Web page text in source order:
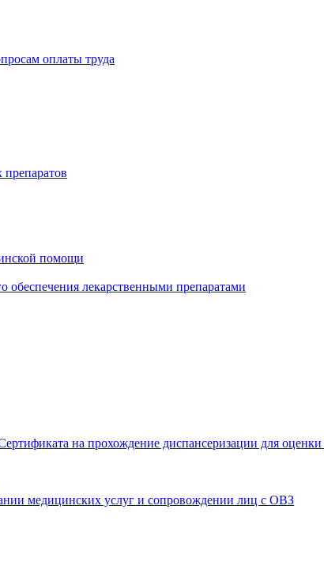
оплаты труда
помощи
лекарственными препаратами
на прохождение диспансеризации для оценки
медицинских услуг и сопровождении лиц с ОВЗ